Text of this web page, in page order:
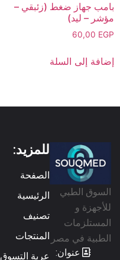
بامب جهاز ضغط (زئبقي –
مؤشر – ليد)
60,00EGP
إضافة إلى السلة
السوق الطبي
للأجهزة و
المستلزمات
الطبية في مصر
عنوان:
للمزيد:
الصفحة
الرئيسية
تصنيف
المنتجات
عربة التسوق